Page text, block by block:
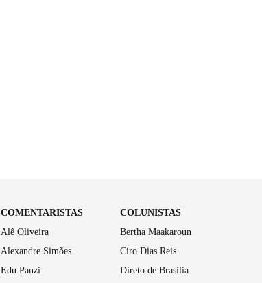
COMENTARISTAS
Alê Oliveira
Alexandre Simões
Edu Panzi
COLUNISTAS
Bertha Maakaroun
Ciro Dias Reis
Direto de Brasília